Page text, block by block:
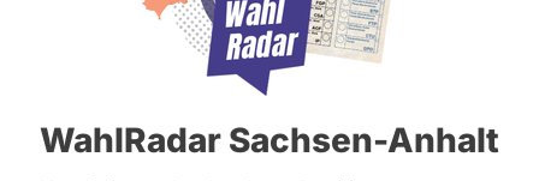
Bremen
Hamburg
Mecklenburg-Vorpommern
Nordrhein-Westfalen
WahlRadar Sachsen-Anhalt
Reiter
Peter Bauer